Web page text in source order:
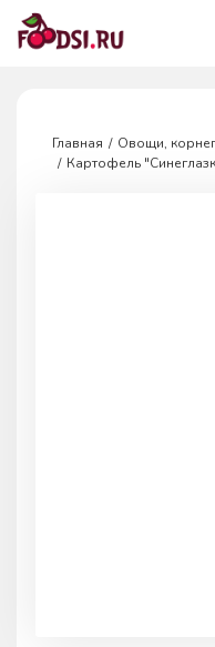
Главная Овощи,
Картофель